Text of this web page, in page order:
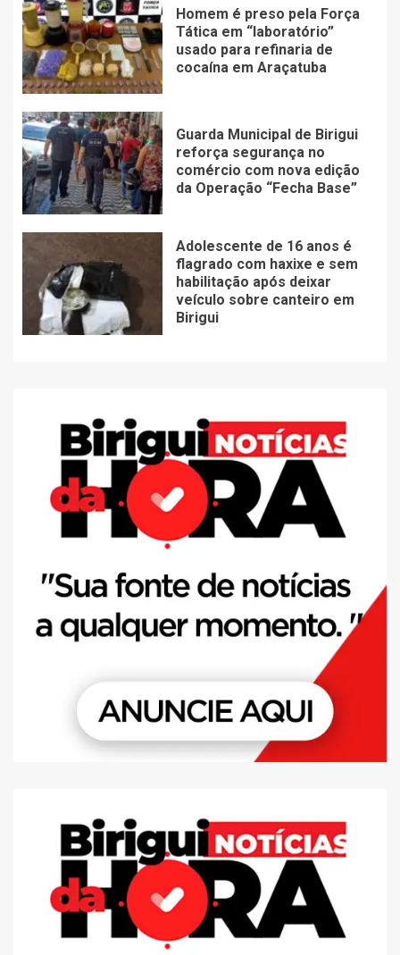
Homem é preso pela Força
Tática em “laboratório”
usado para refinaria de
cocaína em Araçatuba
Guarda Municipal de Birigui
reforça segurança no
comércio com nova edição
da Operação “Fecha Base”
Adolescente de 16 anos é
flagrado com haxixe e sem
habilitação após deixar
veículo sobre canteiro em
Birigui